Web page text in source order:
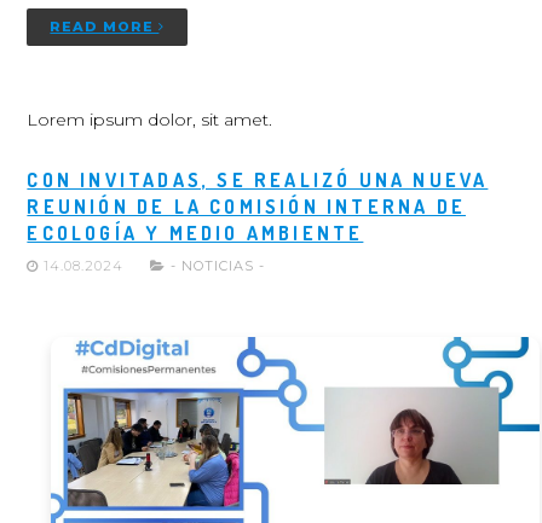
READ MORE
Lorem ipsum dolor, sit amet.
CON INVITADAS, SE REALIZÓ UNA NUEVA
REUNIÓN DE LA COMISIÓN INTERNA DE
ECOLOGÍA Y MEDIO AMBIENTE
14.08.2024 - NOTICIAS -